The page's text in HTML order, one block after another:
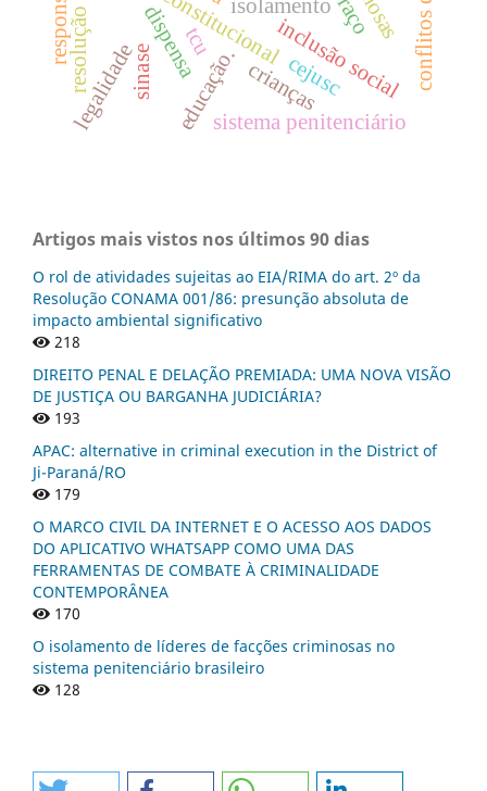
isolamento
inclusão social
educação. cejusc
sistema penitenciário
crianças
sinasedispensa
legalidade tcu
Artigos mais vistos nos últimos 90 dias
O rol de atividades sujeitas ao EIA/RIMA do art. 2º da
Resolução CONAMA 001/86: presunção absoluta de
impacto ambiental significativo
218
DIREITO PENAL E DELAÇÃO PREMIADA: UMA NOVA VISÃO
DE JUSTIÇA OU BARGANHA JUDICIÁRIA?
193
APAC: alternative in criminal execution in the District of
Ji-Paraná/RO
179
O MARCO CIVIL DA INTERNET E O ACESSO AOS DADOS
DO APLICATIVO WHATSAPP COMO UMA DAS
FERRAMENTAS DE COMBATE À CRIMINALIDADE
CONTEMPORÂNEA
170
O isolamento de líderes de facções criminosas no
sistema penitenciário brasileiro
128